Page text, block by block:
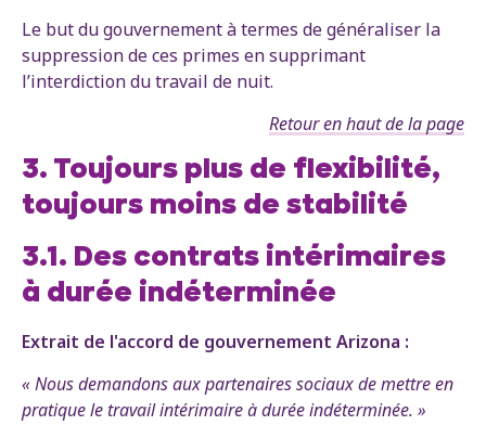
Le but du gouvernement à termes de généraliser la
suppression de ces primes en supprimant
l’interdiction du travail de nuit.
Retour en haut de la page
3. Toujours plus de flexibilité,
toujours moins de stabilité
3.1. Des contrats intérimaires
à durée indéterminée
Extrait de l'accord de gouvernement Arizona :
« Nous demandons aux partenaires sociaux de mettre en
pratique le travail intérimaire à durée indéterminée. »